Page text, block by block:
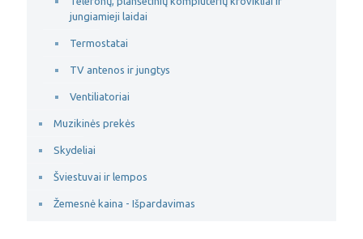
jungiamieji laidai
Termostatai
TV antenos ir jungtys
Ventiliatoriai
Muzikinės prekės
Skydeliai
Šviestuvai ir lempos
Žemesnė kaina - Išpardavimas